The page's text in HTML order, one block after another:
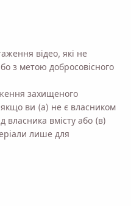
відео, які не
з метою добросовісного
захищеного
ви (а) не є власником
власника вмісту або (в)
лише для